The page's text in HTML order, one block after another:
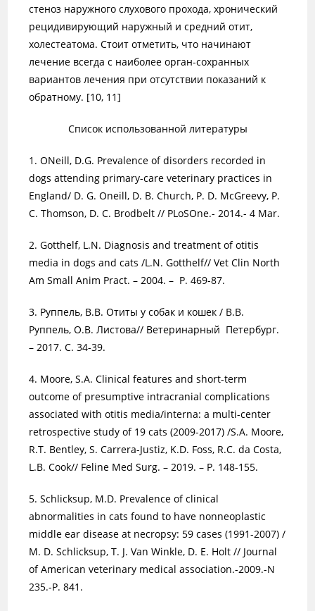
стеноз наружного слухового прохода, хронический
рецидивирующий наружный и средний отит,
холестеатома. Стоит отметить, что начинают
лечение всегда с наиболее орган-сохранных
вариантов лечения при отсутствии показаний к
обратному. [10, 11]
Список использованной литературы
1. ONeill, D.G. Prevalence of disorders recorded in
dogs attending primary-care veterinary practices in
England/ D. G. Oneill, D. B. Church, P. D. McGreevy, P.
C. Thomson, D. C. Brodbelt // PLoSOne.- 2014.- 4 Mar.
2. Gotthelf, L.N. Diagnosis and treatment of otitis
media in dogs and cats /L.N. Gotthelf// Vet Clin North
Am Small Anim Pract. – 2004. – P. 469-87.
3. Руппель, В.В. Отиты у собак и кошек / В.В.
Руппель, О.В. Листова// Ветеринарный Петербург.
– 2017. С. 34-39.
4. Moore, S.A. Clinical features and short-term
outcome of presumptive intracranial complications
associated with otitis media/interna: a multi-center
retrospective study of 19 cats (2009-2017) /S.A. Moore,
R.T. Bentley, S. Carrera-Justiz, K.D. Foss, R.C. da Costa,
L.B. Cook// Feline Med Surg. – 2019. – P. 148-155.
5. Schlicksup, M.D. Prevalence of clinical
abnormalities in cats found to have nonneoplastic
middle ear disease at necropsy: 59 cases (1991-2007) /
М. D. Schlicksup, T. J. Van Winkle, D. E. Holt // Journal
of American veterinary medical association.-2009.-N
235.-P. 841.